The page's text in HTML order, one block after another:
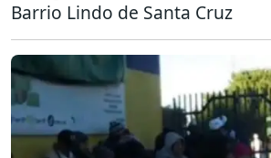
Barrio Lindo de Santa Cruz